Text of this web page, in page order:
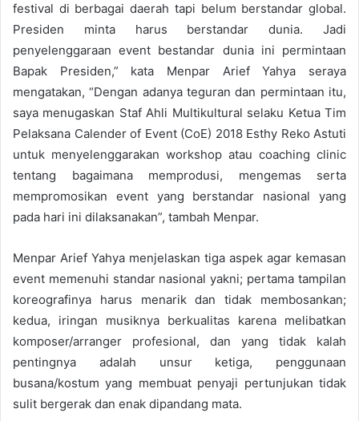
festival di berbagai daerah tapi belum berstandar global.
Presiden minta harus berstandar dunia. Jadi
penyelenggaraan event bestandar dunia ini permintaan
Bapak Presiden,” kata Menpar Arief Yahya seraya
mengatakan, “Dengan adanya teguran dan permintaan itu,
saya menugaskan Staf Ahli Multikultural selaku Ketua Tim
Pelaksana Calender of Event (CoE) 2018 Esthy Reko Astuti
untuk menyelenggarakan workshop atau coaching clinic
tentang bagaimana memprodusi, mengemas serta
mempromosikan event yang berstandar nasional yang
pada hari ini dilaksanakan”, tambah Menpar.
Menpar Arief Yahya menjelaskan tiga aspek agar kemasan
event memenuhi standar nasional yakni; pertama tampilan
koreografinya harus menarik dan tidak membosankan;
kedua, iringan musiknya berkualitas karena melibatkan
komposer/arranger profesional, dan yang tidak kalah
pentingnya adalah unsur ketiga, penggunaan
busana/kostum yang membuat penyaji pertunjukan tidak
sulit bergerak dan enak dipandang mata.